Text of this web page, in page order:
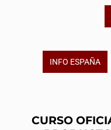
INFO ESPAÑA
CURSO